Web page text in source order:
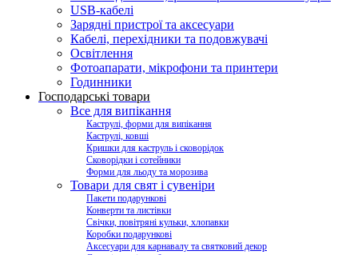
USB-кабелі
Зарядні пристрої та аксесуари
Кабелі, перехідники та подовжувачі
Освітлення
Фотоапарати, мікрофони та принтери
Годинники
Господарські товари
Все для випікання
Каструлі, форми для випікання
Каструлі, ковші
Кришки для каструль і сковорідок
Сковорідки і сотейники
Форми для льоду та морозива
Товари для свят і сувеніри
Пакети подарункові
Конверти та листівки
Свічки, повітряні кульки, хлопавки
Коробки подарункові
Аксесуари для карнавалу та святковий декор